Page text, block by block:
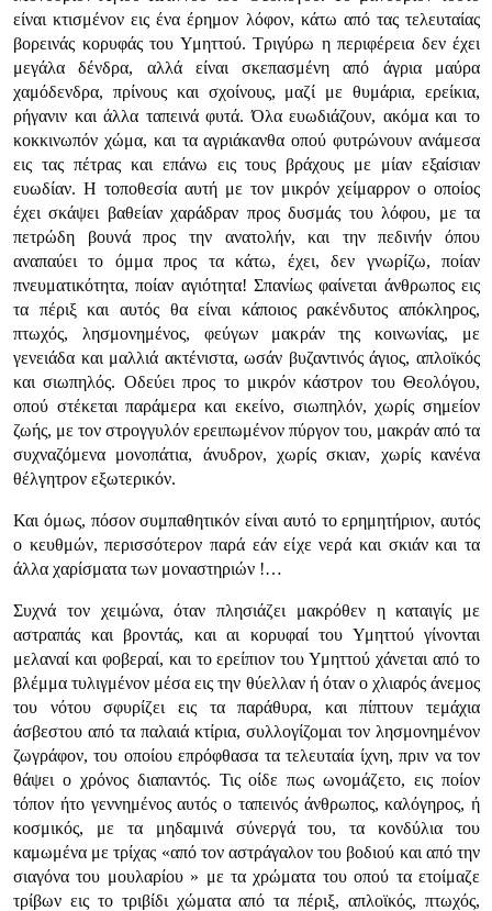
είναι κτισμένον εις ένα έρημον λόφον, κάτω από τας τελευταίας
βορεινάς κορυφάς του Υμηττού. Τριγύρω η περιφέρεια δεν έχει
μεγάλα δένδρα, αλλά είναι σκεπασμένη από άγρια μαύρα
χαμόδενδρα, πρίνους και σχοίνους, μαζί με θυμάρια, ερείκια,
ρήγανιν και άλλα ταπεινά φυτά. Όλα ευωδιάζουν, ακόμα και το
κοκκινωπόν χώμα, και τα αγριάκανθα οπού φυτρώνουν ανάμεσα
εις τας πέτρας και επάνω εις τους βράχους με μίαν εξαίσιαν
ευωδίαν. Η τοποθεσία αυτή με τον μικρόν χείμαρρον ο οποίος
έχει σκάψει βαθείαν χαράδραν προς δυσμάς του λόφου, με τα
πετρώδη βουνά προς την ανατολήν, και την πεδινήν όπου
αναπαύει το όμμα προς τα κάτω, έχει, δεν γνωρίζω, ποίαν
πνευματικότητα, ποίαν αγιότητα! Σπανίως φαίνεται άνθρωπος εις
τα πέριξ και αυτός θα είναι κάποιος ρακένδυτος απόκληρος,
πτωχός, λησμονημένος, φεύγων μακράν της κοινωνίας, με
γενειάδα και μαλλιά ακτένιστα, ωσάν βυζαντινός άγιος, απλοϊκός
και σιωπηλός. Οδεύει προς το μικρόν κάστρον του Θεολόγου,
οπού στέκεται παράμερα και εκείνο, σιωπηλόν, χωρίς σημείον
ζωής, με τον στρογγυλόν ερειπωμένον πύργον του, μακράν από τα
συχναζόμενα μονοπάτια, άνυδρον, χωρίς σκιαν, χωρίς κανένα
θέλγητρον εξωτερικόν.
Και όμως, πόσον συμπαθητικόν είναι αυτό το ερημητήριον, αυτός
ο κευθμών, περισσότερον παρά εάν είχε νερά και σκιάν και τα
άλλα χαρίσματα των μοναστηριών !…
Συχνά τον χειμώνα, όταν πλησιάζει μακρόθεν η καταιγίς με
αστραπάς και βροντάς, και αι κορυφαί του Υμηττού γίνονται
μελαναί και φοβεραί, και το ερείπιον του Υμηττού χάνεται από το
βλέμμα τυλιγμένον μέσα εις την θύελλαν ή όταν ο χλιαρός άνεμος
του νότου σφυρίζει εις τα παράθυρα, και πίπτουν τεμάχια
άσβεστου από τα παλαιά κτίρια, συλλογίζομαι τον λησμονημένον
ζωγράφον, του οποίου επρόφθασα τα τελευταία ίχνη, πριν να τον
θάψει ο χρόνος διαπαντός. Τις οίδε πως ωνομάζετο, εις ποίον
τόπον ήτο γεννημένος αυτός ο ταπεινός άνθρωπος, καλόγηρος, ή
κοσμικός, με τα μηδαμινά σύνεργά του, τα κονδύλια του
καμωμένα με τρίχας «από τον αστράγαλον του βοδιού και από την
σιαγόνα του μουλαρίου » με τα χρώματα του οπού τα ετοίμαζε
τρίβων εις το τριβίδι χώματα από τα πέριξ, απλοϊκός, πτωχός,